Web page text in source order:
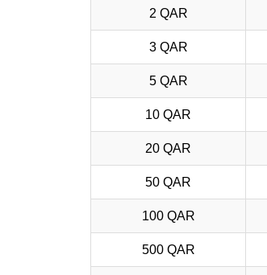
2 QAR
3 QAR
5 QAR
10 QAR
20 QAR
50 QAR
100 QAR
500 QAR